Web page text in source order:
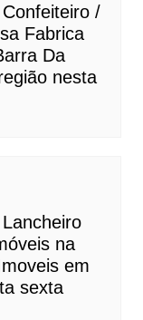
/
Fabrica
Da
nesta
na
em
sexta